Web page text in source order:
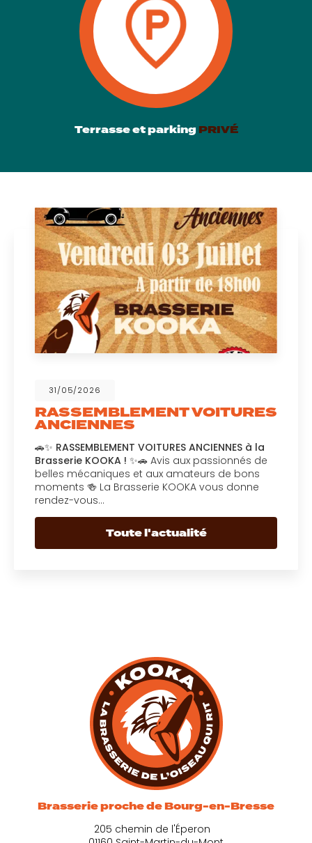
Terrasse et parking PRIVÉ
à la
de
de bons
donne
⚽🍻 LA COUPE DU
LA COUPE DU MONDE débarque
Kooka ! Du 11 juin jusqu’à la
plus grands moments du
Toute